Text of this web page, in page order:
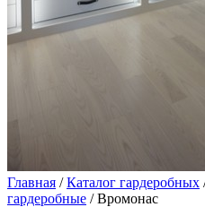
Главная /Каталог гардеробных
гардеробные / Вромонас